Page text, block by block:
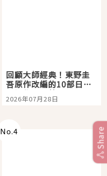
回顧大師經典！東野圭
吾原作改編的10部日本
影視作品推薦
2026年07月28日
No.4 Share